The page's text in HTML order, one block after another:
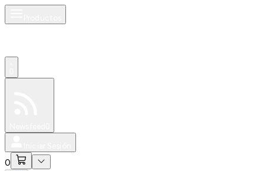
0